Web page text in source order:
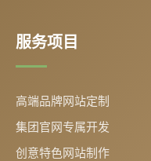
服务项目
高端品牌网站定制
集团官网专属开发
创意特色网站制作